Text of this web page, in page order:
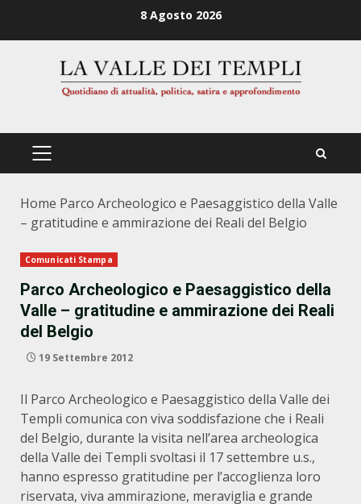
8 Agosto 2026
PRIMÄRES
Home Parco Archeologico e Paesaggistico della Valle
– gratitudine e ammirazione dei Reali del Belgio
Comunicati Stampa
Parco Archeologico e Paesaggistico della
Valle – gratitudine e ammirazione dei Reali
del Belgio
19 Settembre 2012
Il Parco Archeologico e Paesaggistico della Valle dei
Templi comunica con viva soddisfazione che i Reali
del Belgio, durante la visita nell’area archeologica
della Valle dei Templi svoltasi il 17 settembre u.s.,
hanno espresso gratitudine per l’accoglienza loro
riservata, viva ammirazione, meraviglia e grande